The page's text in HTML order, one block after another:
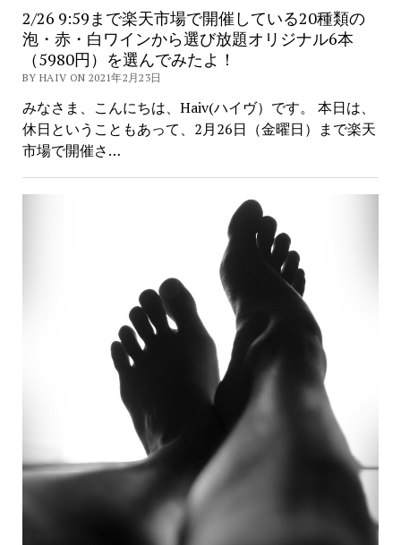
2/26 9:59まで楽天市場で開催している20種類の
泡・赤・白ワインから選び放題オリジナル6本
（5980円）を選んでみたよ！
BY HAIV ON 2021年2月23日
みなさま、こんにちは、Haiv(ハイヴ）です。 本日は、
休日ということもあって、2月26日（金曜日）まで楽天
市場で開催さ…